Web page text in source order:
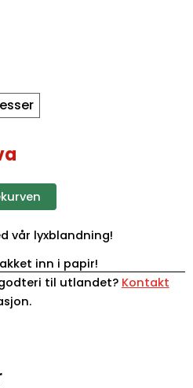
vår lyxblandning!
inn i papir!
til utlandet? Kontakt